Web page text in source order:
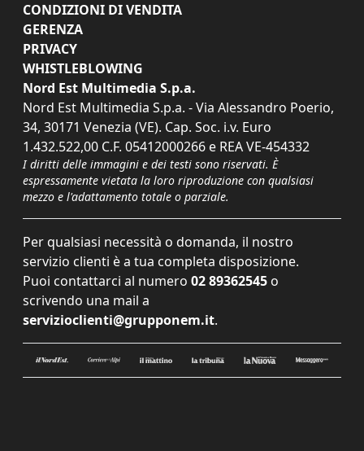
CONDIZIONI DI VENDITA
GERENZA
PRIVACY
WHISTLEBLOWING
Nord Est Multimedia S.p.a.
Nord Est Multimedia S.p.a. - Via Alessandro Poerio,
34, 30171 Venezia (VE). Cap. Soc. i.v. Euro
1.432.522,00 C.F. 05412000266 e REA VE-454332
I diritti delle immagini e dei testi sono riservati. È
espressamente vietata la loro riproduzione con qualsiasi
mezzo e l'adattamento totale o parziale.
Per qualsiasi necessità o domanda, il nostro
servizio clienti è a tua completa disposizione.
Puoi contattarci al numero 02 89362545 o
scrivendo una mail a
servizioclienti@grupponem.it.